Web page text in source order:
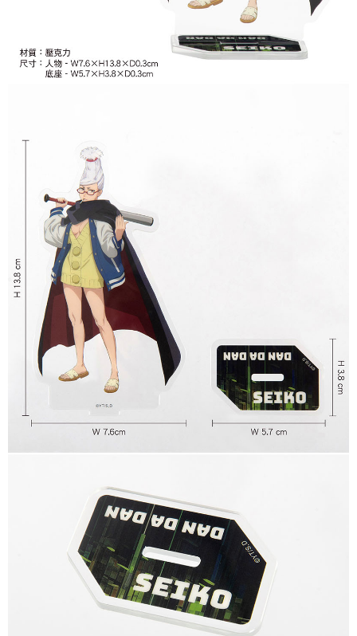
宅配-離島(澎湖/金門/馬祖)-木棉花樂園專用
每筆NT$220